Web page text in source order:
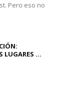
Pero eso no
LUGARES ...